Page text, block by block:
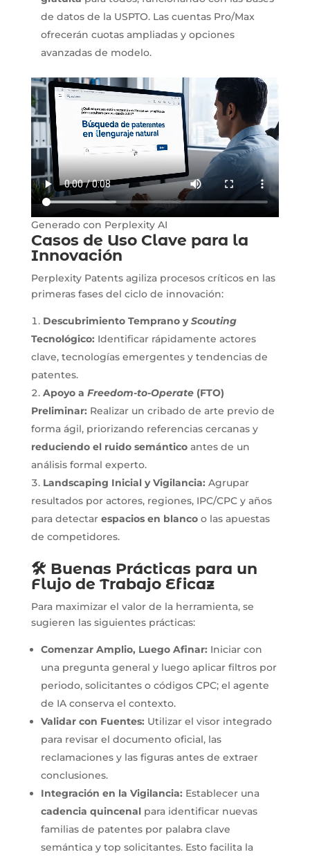
de datos de la USPTO. Las cuentas Pro/Max
ofrecerán cuotas ampliadas y opciones
avanzadas de modelo.
Generado con Perplexity AI
Casos de Uso Clave para la
Innovación
Perplexity Patents agiliza procesos críticos en las
primeras fases del ciclo de innovación:
Descubrimiento Temprano yScouting
Tecnológico: Identificar rápidamente actores
clave, tecnologías emergentes y tendencias de
patentes.
Apoyo a Freedom-to-Operate(FTO)
Preliminar: Realizar un cribado de arte previo de
forma ágil, priorizando referencias cercanas y
reduciendo el ruido semánticoantes de un
análisis formal experto.
Landscaping Inicial y Vigilancia: Agrupar
resultados por actores, regiones, IPC/CPC y años
para detectar espacios en blancoo las apuestas
de competidores.
🛠️ Buenas Prácticas para un
Flujo de Trabajo Eficaz
Para maximizar el valor de la herramienta, se
sugieren las siguientes prácticas:
Comenzar Amplio, Luego Afinar: Iniciar con
una pregunta general y luego aplicar filtros por
periodo, solicitantes o códigos CPC; el agente
de IA conserva el contexto.
Validar con Fuentes: Utilizar el visor integrado
para revisar el documento oficial, las
reclamaciones y las figuras antes de extraer
conclusiones.
Integración en la Vigilancia: Establecer una
cadencia quincenalpara identificar nuevas
familias de patentes por palabra clave
semántica y top solicitantes. Esto facilita la